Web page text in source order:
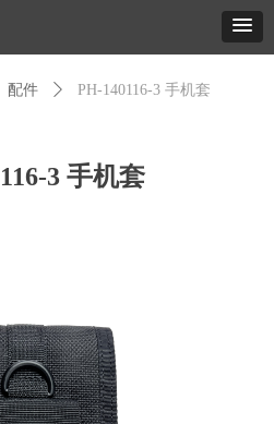
配件 ꄲ PH-140116-3 手机套
3 手机套